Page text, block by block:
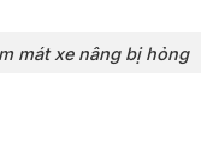
mát xe nâng bị hỏng